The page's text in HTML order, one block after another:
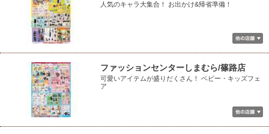
人気のキャラ大集合！ お出かけ&帰省準備！
ファッションセンターしまむら/篠路店
可愛いアイテムが盛りだくさん！ ベビー・キッズフェ
ア